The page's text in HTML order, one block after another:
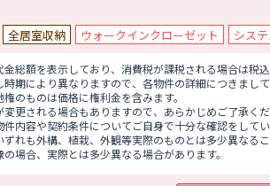
全居室収納 ウォークインクローゼット シス
総額を表示しており、消費税が課税される場合は税
期により異なりますので、各物件の詳細につきまし
のものは価格に権利金を含みます。
更される場合もありますので、あらかじめご了承くだ
内容や契約条件についてご自身で十分な確認をしてい
れも外構、植栽、外観等実際のものとは多少異なるこ
場合、実際とは多少異なる場合があります。